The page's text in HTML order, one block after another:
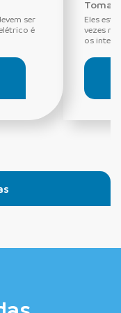
ser
é
Eles
vezes
os